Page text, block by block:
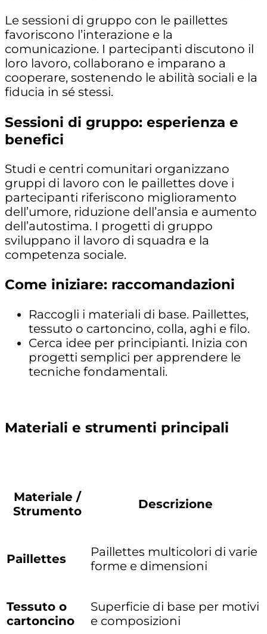
Le sessioni di gruppo con le paillettes
favoriscono l’interazione e la
comunicazione. I partecipanti discutono il
loro lavoro, collaborano e imparano a
cooperare, sostenendo le abilità sociali e la
fiducia in sé stessi.
Sessioni di gruppo: esperienza e
benefici
Studi e centri comunitari organizzano
gruppi di lavoro con le paillettes dove i
partecipanti riferiscono miglioramento
dell’umore, riduzione dell’ansia e aumento
dell’autostima. I progetti di gruppo
sviluppano il lavoro di squadra e la
competenza sociale.
Come iniziare: raccomandazioni
Raccogli i materiali di base. Paillettes,
tessuto o cartoncino, colla, aghi e filo.
Cerca idee per principianti. Inizia con
progetti semplici per apprendere le
tecniche fondamentali.
Materiali e strumenti principali
Materiale /
Strumento
Descrizione
Paillettes
Paillettes multicolori di varie
forme e dimensioni
Tessuto o
cartoncino
Superficie di base per motivi
e composizioni